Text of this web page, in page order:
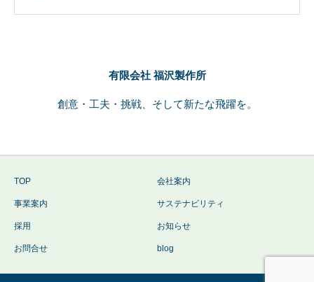
有限会社 福沢製作所
創意・工夫・挑戦、そして新たな飛躍を。
TOP 会社案内
事業案内 サステナビリティ
採用 お知らせ
お問合せ blog